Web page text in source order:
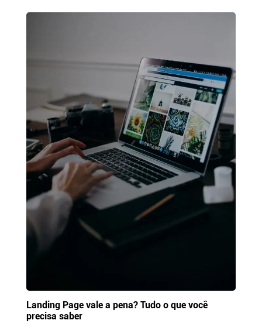
Landing Page vale a pena? Tudo o que você
precisa saber